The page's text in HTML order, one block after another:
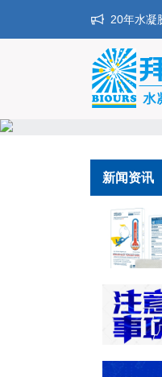
20年水凝
新闻资讯